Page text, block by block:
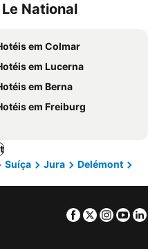
National
em Colmar
em Lucerna
em Berna
em Freiburg
Suíça Jura
Delémont
Facebook
Twitter